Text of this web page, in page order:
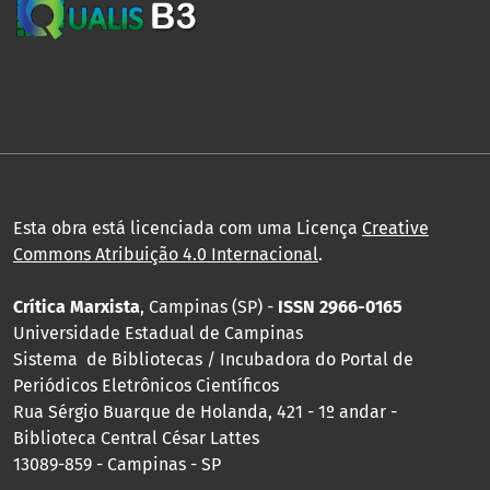
Esta obra está licenciada com uma Licença Creative
Commons Atribuição 4.0 Internacional.
Crítica Marxista, Campinas (SP) - ISSN 2966-0165
Universidade Estadual de Campinas
Sistema de Bibliotecas / Incubadora do Portal de
Periódicos Eletrônicos Científicos
Rua Sérgio Buarque de Holanda, 421 - 1º andar -
Biblioteca Central César Lattes
13089-859 - Campinas - SP